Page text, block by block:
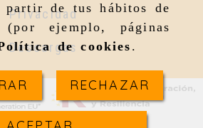
partir de tus hábitos de
(por ejemplo, páginas
de cookies .
RECHAZAR
Privacidad
Descargas